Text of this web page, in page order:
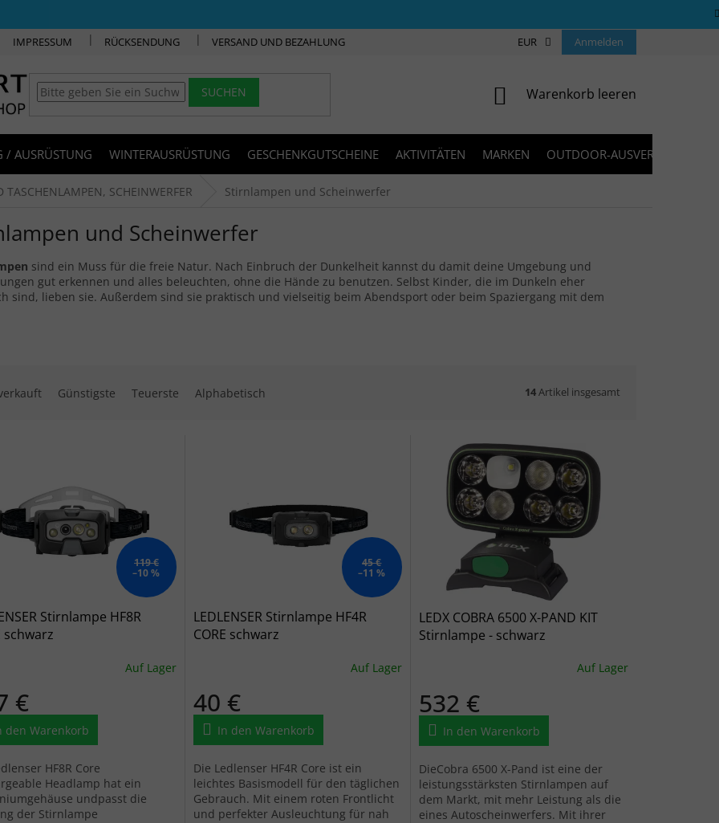
IMPRESSUM RÜCKSENDUNG VERSAND UND BEZAHLUNG KONTAKT FAQ
EUR Anmelden
SUCHEN WARENKORB
Warenkorb leeren
/ AUSRÜSTUNG WINTERAUSRÜSTUNG GESCHENKGUTSCHEINE AKTIVITÄTEN MARKEN OUTDOOR-AUSVERKAUF
TASCHENLAMPEN, SCHEINWERFER Stirnlampen und Scheinwerfer
und Scheinwerfer
sind ein Muss für die freie Natur. Nach Einbruch der Dunkelheit kannst du damit deine Umgebung und
gut erkennen und alles beleuchten, ohne die Hände zu benutzen. Selbst Kinder, die im Dunkeln eher
sind, lieben sie. Außerdem sind sie praktisch und vielseitig beim Abendsport oder beim Spaziergang mit dem
Günstigste Teuerste Alphabetisch 14Artikel insgesamt
119 €
–10 %
Stirnlampe HF8R
schwarz
Auf Lager
€
den Warenkorb
HF8R Core
Headlamp hat ein
undpasst die
der Stirnlampe
45 €
–11 %
LEDLENSER Stirnlampe HF4R
CORE schwarz
Auf Lager
40 €
In den Warenkorb
Die Ledlenser HF4R Core ist ein
leichtes Basismodell für den täglichen
Gebrauch. Mit einem roten Frontlicht
und perfekter Ausleuchtung für nah
LEDX COBRA 6500 X-PAND KIT
Stirnlampe - schwarz
Auf Lager
532 €
In den Warenkorb
DieCobra 6500 X-Pand ist eine der
leistungsstärksten Stirnlampen auf
dem Markt, mit mehr Leistung als die
eines Autoscheinwerfers. Mit ihrer